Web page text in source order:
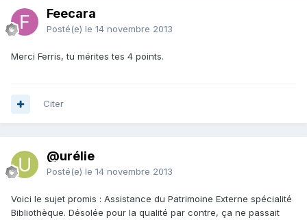
Feecara
Posté(e) le 14 novembre 2013
Merci Ferris, tu mérites tes 4 points.
Citer
@urélie
Posté(e) le 14 novembre 2013
Voici le sujet promis : Assistance du Patrimoine Externe spécialité
Bibliothèque. Désolée pour la qualité par contre, ça ne passait